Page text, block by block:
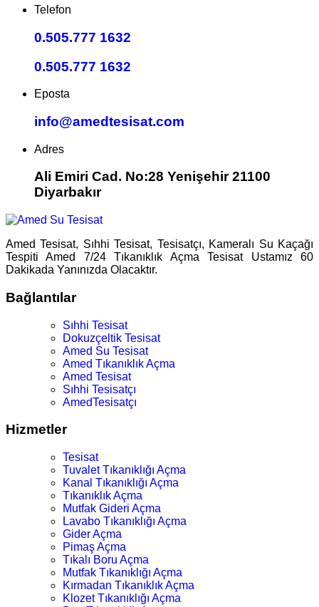
Telefon
0.505.777 1632
0.505.777 1632
Eposta
info@amedtesisat.com
Adres
Ali Emiri Cad. No:28 Yenişehir 21100
Diyarbakır
Amed Tesisat, Sıhhi Tesisat, Tesisatçı, Kameralı Su Kaçağı
Tespiti Amed 7/24 Tıkanıklık Açma Tesisat Ustamız 60
Dakikada Yanınızda Olacaktır.
Bağlantılar
Sıhhi Tesisat
Dokuzçeltik Tesisat
Amed Su Tesisat
Amed Tıkanıklık Açma
Amed Tesisat
Sıhhi Tesisatçı
AmedTesisatçı
Hizmetler
Tesisat
Tuvalet Tıkanıklığı Açma
Kanal Tıkanıklığı Açma
Tıkanıklık Açma
Mutfak Gideri Açma
Lavabo Tıkanıklığı Açma
Gider Açma
Pimaş Açma
Tıkalı Boru Açma
Mutfak Tıkanıklığı Açma
Kırmadan Tıkanıklık Açma
Klozet Tıkanıklığı Açma